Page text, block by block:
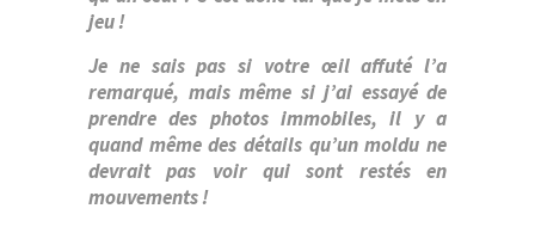
jeu !
Je ne sais pas si votre œil affuté l’a
remarqué, mais même si j’ai essayé de
prendre des photos immobiles, il y a
quand même des détails qu’un moldu ne
devrait pas voir qui sont restés en
mouvements !